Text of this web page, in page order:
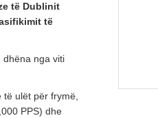
të Dublinit
të
dhëna nga viti
ulët për frymë,
PPS) dhe